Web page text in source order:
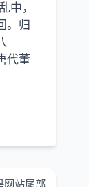
中，
。归
代董